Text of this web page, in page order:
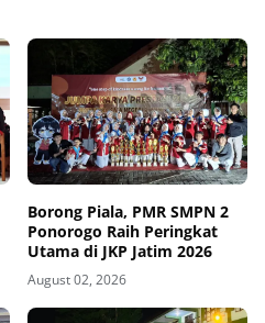
Borong Piala, PMR SMPN 2
Ponorogo Raih Peringkat
Utama di JKP Jatim 2026
August 02, 2026